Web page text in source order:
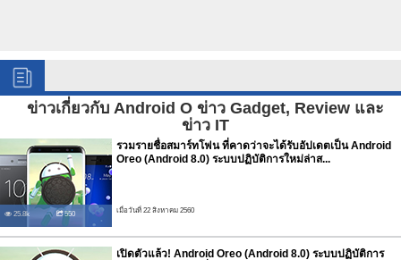
ข่าวเกี่ยวกับ Android O ข่าว Gadget, Review และ
ข่าว IT
25.8k 550
รวมรายชื่อสมาร์ทโฟน ที่คาดว่าจะได้รับอัปเดตเป็น Android
Oreo (Android 8.0) ระบบปฏิบัติการใหม่ล่าส...
เมื่อวันที่ 22 สิงหาคม 2560
เปิดตัวแล้ว! Android Oreo (Android 8.0) ระบบปฏิบัติการ